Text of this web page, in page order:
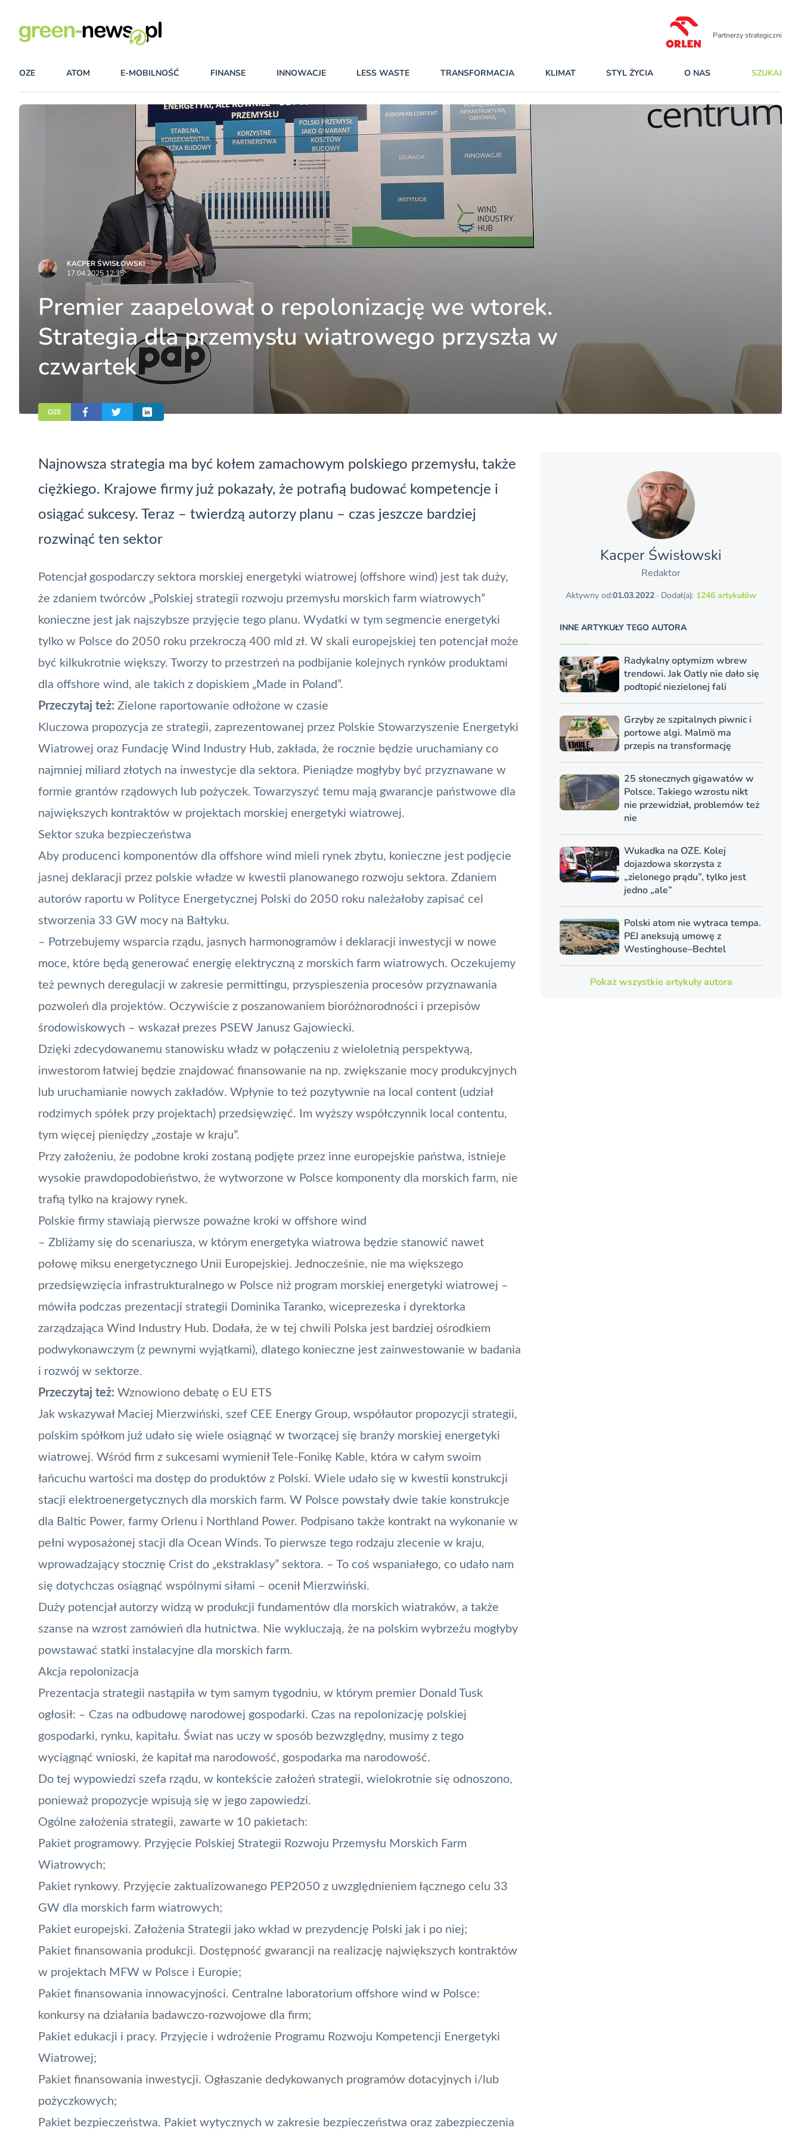
Partnerzy strategiczni
OZE ATOM E-MOBILNOŚĆ FINANSE INNOWACJE LESS WASTE TRANSFORMACJA KLIMAT STYL ŻYCIA O NAS SZUKAJ
KACPER ŚWISŁO­WSKI
17.04.2025 12:35
Premier zaapelował o repolonizację we wtorek.
Strategia dla przemysłu wiatrowego przyszła w
czwartek
OZE
Najnowsza strategia ma być kołem zamachowym polskiego przemysłu, także
ciężkiego. Krajowe firmy już pokazały, że potrafią budować kompetencje i
osiągać sukcesy. Teraz – twierdzą autorzy planu – czas jeszcze bardziej
rozwinąć ten sektor
Potencjał gospodarczy sektora morskiej energetyki wiatrowej (offshore wind) jest tak duży,
że zdaniem twórców „Polskiej strategii rozwoju przemysłu morskich farm wiatrowych”
konieczne jest jak najszybsze przyjęcie tego planu. Wydatki w tym segmencie energetyki
tylko w Polsce do 2050 roku przekroczą 400 mld zł. W skali europejskiej ten potencjał może
być kilkukrotnie większy. Tworzy to przestrzeń na podbijanie kolejnych rynków produktami
dla offshore wind, ale takich z dopiskiem „Made in Poland”.
Przeczytaj też: Zielone raportowanie odłożone w czasie
Kluczowa propozycja ze strategii, zaprezentowanej przez Polskie Stowarzyszenie Energetyki
Wiatrowej oraz Fundację Wind Industry Hub, zakłada, że rocznie będzie uruchamiany co
najmniej miliard złotych na inwestycje dla sektora. Pieniądze mogłyby być przyznawane w
formie grantów rządowych lub pożyczek. Towarzyszyć temu mają gwarancje państwowe dla
największych kontraktów w projektach morskiej energetyki wiatrowej.
Sektor szuka bezpieczeństwa
Aby producenci komponentów dla offshore wind mieli rynek zbytu, konieczne jest podjęcie
jasnej deklaracji przez polskie władze w kwestii planowanego rozwoju sektora. Zdaniem
autorów raportu w Polityce Energetycznej Polski do 2050 roku należałoby zapisać cel
stworzenia 33 GW mocy na Bałtyku.
– Potrzebujemy wsparcia rządu, jasnych harmonogramów i deklaracji inwestycji w nowe
moce, które będą generować energię elektryczną z morskich farm wiatrowych. Oczekujemy
też pewnych deregulacji w zakresie permittingu, przyspieszenia procesów przyznawania
pozwoleń dla projektów. Oczywiście z poszanowaniem bioróżnorodności i przepisów
środowiskowych – wskazał prezes PSEW Janusz Gajowiecki.
Dzięki zdecydowanemu stanowisku władz w połączeniu z wieloletnią perspektywą,
inwestorom łatwiej będzie znajdować finansowanie na np. zwiększanie mocy produkcyjnych
lub uruchamianie nowych zakładów. Wpłynie to też pozytywnie na local content (udział
rodzimych spółek przy projektach) przedsięwzięć. Im wyższy współczynnik local contentu,
tym więcej pieniędzy „zostaje w kraju”.
Przy założeniu, że podobne kroki zostaną podjęte przez inne europejskie państwa, istnieje
wysokie prawdopodobieństwo, że wytworzone w Polsce komponenty dla morskich farm, nie
trafią tylko na krajowy rynek.
Polskie firmy stawiają pierwsze poważne kroki w offshore wind
– Zbliżamy się do scenariusza, w którym energetyka wiatrowa będzie stanowić nawet
połowę miksu energetycznego Unii Europejskiej. Jednocześnie, nie ma większego
przedsięwzięcia infrastrukturalnego w Polsce niż program morskiej energetyki wiatrowej –
mówiła podczas prezentacji strategii Dominika Taranko, wiceprezeska i dyrektorka
zarządzająca Wind Industry Hub. Dodała, że w tej chwili Polska jest bardziej ośrodkiem
podwykonawczym (z pewnymi wyjątkami), dlatego konieczne jest zainwestowanie w badania
i rozwój w sektorze.
Przeczytaj też: Wznowiono debatę o EU ETS
Jak wskazywał Maciej Mierzwiński, szef CEE Energy Group, współautor propozycji strategii,
polskim spółkom już udało się wiele osiągnąć w tworzącej się branży morskiej energetyki
wiatrowej. Wśród firm z sukcesami wymienił Tele-Fonikę Kable, która w całym swoim
łańcuchu wartości ma dostęp do produktów z Polski. Wiele udało się w kwestii konstrukcji
stacji elektroenergetycznych dla morskich farm. W Polsce powstały dwie takie konstrukcje
dla Baltic Power, farmy Orlenu i Northland Power. Podpisano także kontrakt na wykonanie w
pełni wyposażonej stacji dla Ocean Winds. To pierwsze tego rodzaju zlecenie w kraju,
wprowadzający stocznię Crist do „ekstraklasy” sektora. – To coś wspaniałego, co udało nam
się dotychczas osiągnąć wspólnymi siłami – ocenił Mierzwiński.
Duży potencjał autorzy widzą w produkcji fundamentów dla morskich wiatraków, a także
szanse na wzrost zamówień dla hutnictwa. Nie wykluczają, że na polskim wybrzeżu mogłyby
powstawać statki instalacyjne dla morskich farm.
Akcja repolonizacja
Prezentacja strategii nastąpiła w tym samym tygodniu, w którym premier Donald Tusk
ogłosił: – Czas na odbudowę narodowej gospodarki. Czas na repolonizację polskiej
gospodarki, rynku, kapitału. Świat nas uczy w sposób bezwzględny, musimy z tego
wyciągnąć wnioski, że kapitał ma narodowość, gospodarka ma narodowość.
Do tej wypowiedzi szefa rządu, w kontekście założeń strategii, wielokrotnie się odnoszono,
ponieważ propozycje wpisują się w jego zapowiedzi.
Ogólne założenia strategii, zawarte w 10 pakietach:
Pakiet programowy. Przyjęcie Polskiej Strategii Rozwoju Przemysłu Morskich Farm
Wiatrowych;
Pakiet rynkowy. Przyjęcie zaktualizowanego PEP2050 z uwzględnieniem łącznego celu 33
GW dla morskich farm wiatrowych;
Pakiet europejski. Założenia Strategii jako wkład w prezydencję Polski jak i po niej;
Pakiet finansowania produkcji. Dostępność gwarancji na realizację największych kontraktów
w projektach MFW w Polsce i Europie;
Pakiet finansowania innowacyjności. Centralne laboratorium offshore wind w Polsce:
konkursy na działania badawczo-rozwojowe dla firm;
Pakiet edukacji i pracy. Przyjęcie i wdrożenie Programu Rozwoju Kompetencji Energetyki
Wiatrowej;
Pakiet finansowania inwestycji. Ogłaszanie dedykowanych programów dotacyjnych i/lub
pożyczkowych;
Pakiet bezpieczeństwa. Pakiet wytycznych w zakresie bezpieczeństwa oraz zabezpieczenia
Kacper Świsło­wski
Redaktor
Aktywny od:01.03.2022 · Dodał(a): 1246 artykułów
INNE ARTYKUŁY TEGO AUTORA
Radykalny optymizm wbrew
trendowi. Jak Oatly nie dało się
podtopić niezielonej fali
Grzyby ze szpitalnych piwnic i
portowe algi. Malmö ma
przepis na transformację
25 słonecznych gigawatów w
Polsce. Takiego wzrostu nikt
nie przewidział, problemów też
nie
Wukadka na OZE. Kolej
dojazdowa skorzysta z
„zielonego prądu”, tylko jest
jedno „ale”
Polski atom nie wytraca tempa.
PEJ aneksują umowę z
Westinghouse–Bechtel
Pokaż wszystkie artykuły autora